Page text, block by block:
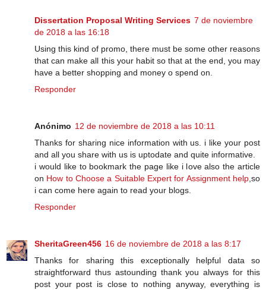
Dissertation Proposal Writing Services 7 de noviembre
de 2018 a las 16:18
Using this kind of promo, there must be some other reasons
that can make all this your habit so that at the end, you may
have a better shopping and money o spend on.
Responder
Anónimo 12 de noviembre de 2018 a las 10:11
Thanks for sharing nice information with us. i like your post
and all you share with us is uptodate and quite informative.
i would like to bookmark the page like i love also the article
on How to Choose a Suitable Expert for Assignment help,so
i can come here again to read your blogs.
Responder
SheritaGreen456 16 de noviembre de 2018 a las 8:17
Thanks for sharing this exceptionally helpful data so
straightforward thus astounding thank you always for this
post your post is close to nothing anyway, everything is